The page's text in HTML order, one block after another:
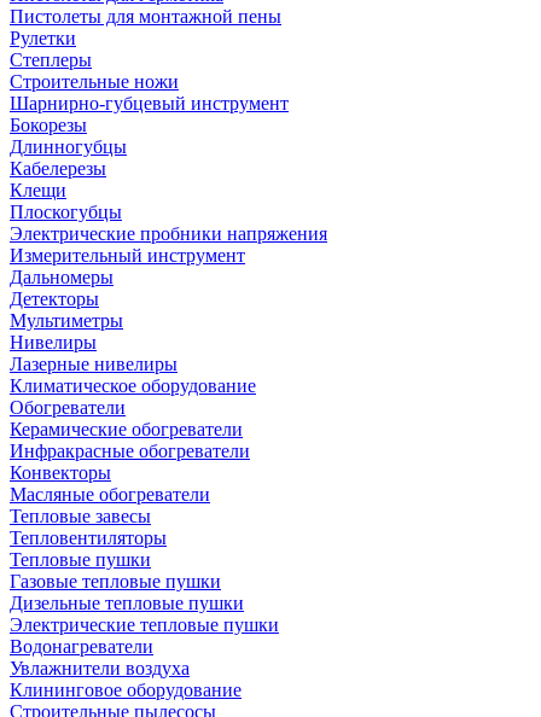
Пистолеты для монтажной пены
Рулетки
Степлеры
Строительные ножи
Шарнирно-губцевый инструмент
Бокорезы
Длинногубцы
Кабелерезы
Клещи
Плоскогубцы
Электрические пробники напряжения
Измерительный инструмент
Дальномеры
Детекторы
Мультиметры
Нивелиры
Лазерные нивелиры
Климатическое оборудование
Обогреватели
Керамические обогреватели
Инфракрасные обогреватели
Конвекторы
Масляные обогреватели
Тепловые завесы
Тепловентиляторы
Тепловые пушки
Газовые тепловые пушки
Дизельные тепловые пушки
Электрические тепловые пушки
Водонагреватели
Увлажнители воздуха
Клининговое оборудование
Строительные пылесосы